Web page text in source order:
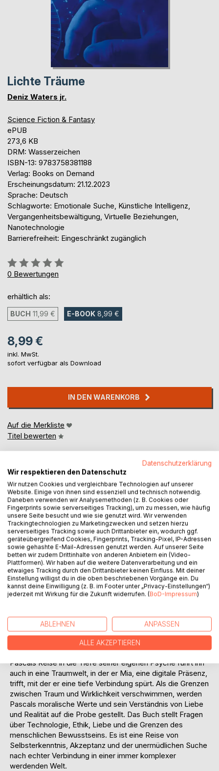
Lichte Träume
Deniz Waters jr.
Science Fiction & Fantasy
ePUB
273,6 KB
DRM: Wasserzeichen
ISBN-13: 9783758381188
Verlag: Books on Demand
Erscheinungsdatum: 21.12.2023
Sprache: Deutsch
Schlagworte: Emotionale Suche, Künstliche Intelligenz,
Vergangenheitsbewältigung, Virtuelle Beziehungen,
Nanotechnologie
Barrierefreiheit: Eingeschränkt zugänglich
Bewertung::
0%
0 Bewertungen
erhältlich als:
BUCH 11,99 € E-BOOK 8,99 €
8,99 €
inkl. MwSt.
sofort verfügbar als Download
IN DEN WARENKORB
Auf die Merkliste
Titel bewerten
BESCHREIBUNG
In einer Mischung aus Realität und Traumwelt folgt das
Buch dem Leben von Pascal, einem ehemaligen Soldaten
und nun Softwareentwickler, auf seiner Suche nach wahrer
Verbindung und Bedeutung. Geplagt von Erinnerungen an
seine militärische Vergangenheit und der jüngsten Trennung
von seiner Frau, trifft Pascal auf Marie, eine Escort-Dame,
die ihm einen Hauch von Zuneigung bietet, aber gleichzeitig
Parallel dazu betritt er die Welt der fortgeschrittenen
Technologie und erforscht mit Professor Schneider die
Möglichkeiten von Nanobots, wobei er die gefährliche
Schnittstelle von Wissenschaft und Militär erkennen muss.
Pascals Reise in die Tiefe seiner eigenen Psyche führt ihn
auch in eine Traumwelt, in der er Mia, eine digitale Präsenz,
trifft, mit der er eine tiefe Verbindung spürt. Als die Grenzen
zwischen Traum und Wirklichkeit verschwimmen, werden
Pascals moralische Werte und sein Verständnis von Liebe
und Realität auf die Probe gestellt. Das Buch stellt Fragen
über Technologie, Ethik, Liebe und die Grenzen des
menschlichen Bewusstseins. Es ist eine Reise von
Selbsterkenntnis, Akzeptanz und der unermüdlichen Suche
nach echter Verbindung in einer immer komplexer
werdenden Welt.
Datenschutzerklärung
Wir respektieren den Datenschutz
Wir nutzen Cookies und vergleichbare Technologien auf unserer
Website. Einige von ihnen sind essenziell und technisch notwendig.
Daneben verwenden wir Analysemethoden (z. B. Cookies oder
Fingerprints sowie serverseitiges Tracking), um zu messen, wie häufig
unsere Seite besucht und wie sie genutzt wird. Wir verwenden
Trackingtechnologien zu Marketingzwecken und setzen hierzu
serverseitiges Tracking sowie auch Drittanbieter ein, wodurch ggf.
geräteübergreifend Cookies, Fingerprints, Tracking-Pixel, IP-Adressen
sowie gehashte E-Mail-Adressen genutzt werden. Auf unserer Seite
betten wir zudem Drittinhalte von anderen Anbietern ein (Video-
Plattformen). Wir haben auf die weitere Datenverarbeitung und ein
etwaiges Tracking durch den Drittanbieter keinen Einfluss. Mit deiner
Einstellung willigst du in die oben beschriebenen Vorgänge ein. Du
kannst deine Einwilligung (z. B. im Footer unter „Privacy-Einstellungen“)
jederzeit mit Wirkung für die Zukunft widerrufen. (BoD-Impressum)
ABLEHNEN ANPASSEN
ALLE AKZEPTIEREN